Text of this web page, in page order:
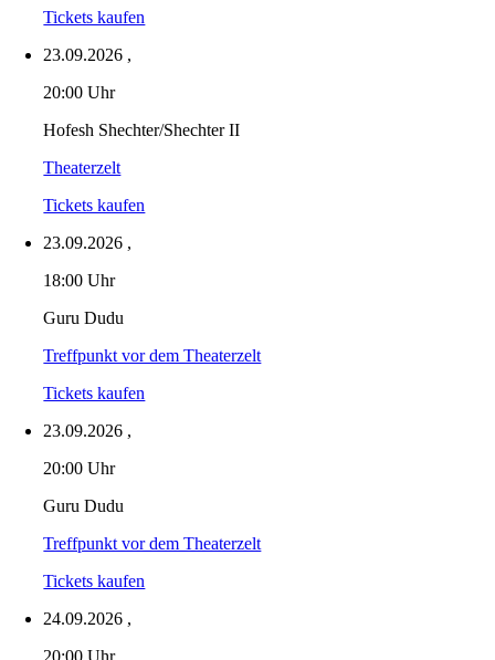
Tickets kaufen
23.09.2026 ,
20:00 Uhr
Hofesh Shechter/Shechter II
Theaterzelt
Tickets kaufen
23.09.2026 ,
18:00 Uhr
Guru Dudu
Treffpunkt vor dem Theaterzelt
Tickets kaufen
23.09.2026 ,
20:00 Uhr
Guru Dudu
Treffpunkt vor dem Theaterzelt
Tickets kaufen
24.09.2026 ,